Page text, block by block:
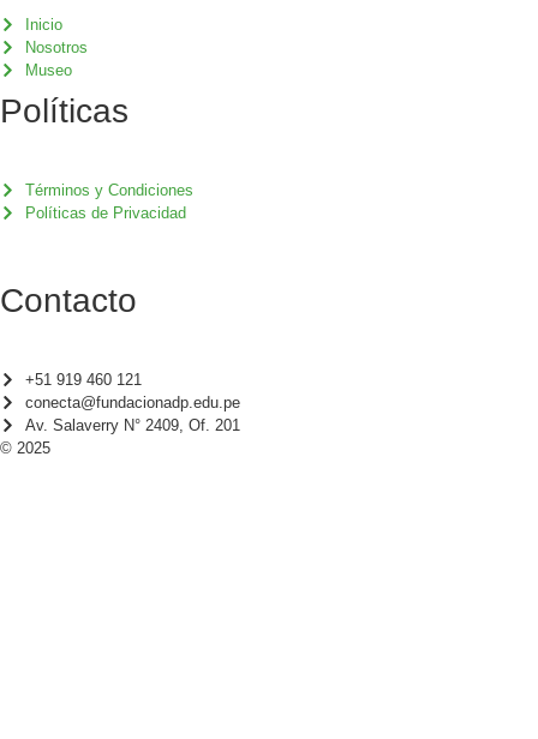
Inicio
Nosotros
Museo
Políticas
Términos y Condiciones
Políticas de Privacidad
Contacto
+51 919 460 121
conecta@fundacionadp.edu.pe
Av. Salaverry N° 2409, Of. 201
© 2025